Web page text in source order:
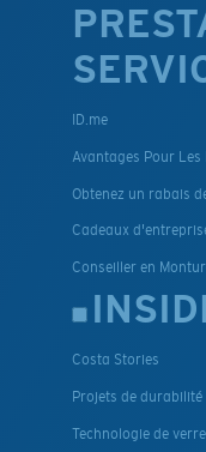
ID.me
Avantages Pour Les
Obtenez un rabais
Cadeaux
Conseiller en
Costa Stories
Projets de durabilité
Technologie de verre